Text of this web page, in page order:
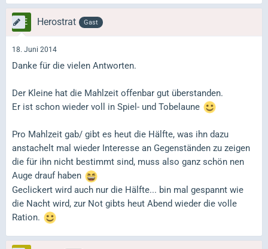
Herostrat Gast
18. Juni 2014
Danke für die vielen Antworten.
Der Kleine hat die Mahlzeit offenbar gut überstanden.
Er ist schon wieder voll in Spiel- und Tobelaune
Pro Mahlzeit gab/ gibt es heut die Hälfte, was ihn dazu
anstachelt mal wieder Interesse an Gegenständen zu zeigen
die für ihn nicht bestimmt sind, muss also ganz schön nen
Auge drauf haben
Geclickert wird auch nur die Hälfte... bin mal gespannt wie
die Nacht wird, zur Not gibts heut Abend wieder die volle
Ration.